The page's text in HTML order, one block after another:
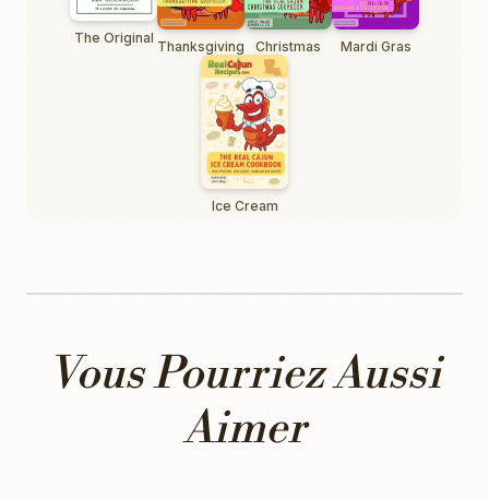
The Original Thanksgiving Christmas Mardi Gras
Ice Cream
Vous Pourriez Aussi
Aimer